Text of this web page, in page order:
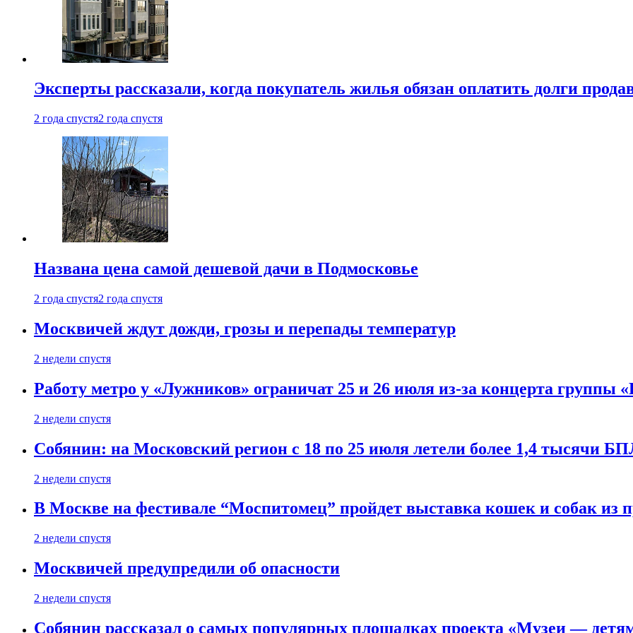
Эксперты рассказали, когда покупатель жилья обязан оплатить долги
2 года спустя2 года спустя
Названа цена самой дешевой дачи в Подмосковье
2 года спустя2 года спустя
Москвичей ждут дожди, грозы и перепады температур
2 недели спустя
Работу метро у «Лужников» ограничат 25 и 26 июля из-за концерта группы
2 недели спустя
Собянин: на Московский регион с 18 по 25 июля летели более 1,4 тысячи
2 недели спустя
В Москве на фестивале “Моспитомец” пройдет выставка кошек и собак из
2 недели спустя
Москвичей предупредили об опасности
2 недели спустя
Собянин рассказал о самых популярных площадках проекта «Музеи —